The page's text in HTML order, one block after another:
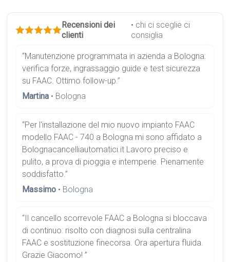
Recensioni dei
clienti
• chi ci sceglie ci
consiglia
“Manutenzione programmata in azienda a Bologna:
verifica forze, ingrassaggio guide e test sicurezza
su FAAC. Ottimo follow-up.”
Martina • Bologna
“Per l'installazione del mio nuovo impianto FAAC
modello FAAC - 740 a Bologna mi sono affidato a
Bolognacancelliautomatici.it Lavoro preciso e
pulito, a prova di pioggia e intemperie. Pienamente
soddisfatto.”
Massimo • Bologna
“Il cancello scorrevole FAAC a Bologna si bloccava
di continuo: risolto con diagnosi sulla centralina
FAAC e sostituzione finecorsa. Ora apertura fluida.
Grazie Giacomo! ”